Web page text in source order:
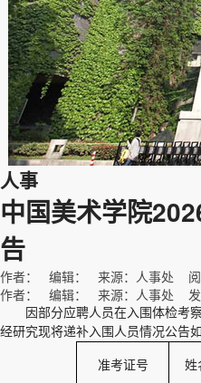
人事
中国美术学院
告
作者： 编辑： 来源：人事处 阅
作者： 编辑： 来源：人事处 发
因部分应聘人员在入围体检考
经研究现将递补入围人员情况公告如
准考证号 姓